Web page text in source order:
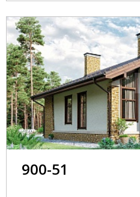
900-51